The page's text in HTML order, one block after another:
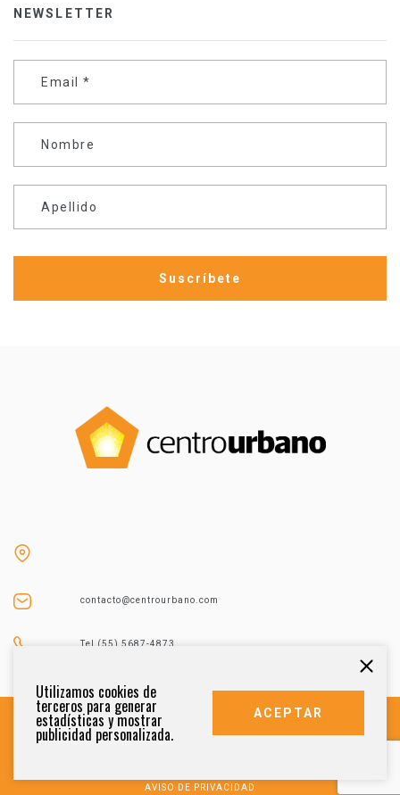
NEWSLETTER
Email *
Nombre
Apellido
contacto@centrourbano.com
Tel (55) 5687-4873
AVISO DE PRIVACIDAD
Utilizamos cookies de
terceros para generar
estadísticas y mostrar
publicidad personalizada.
ACEPTAR